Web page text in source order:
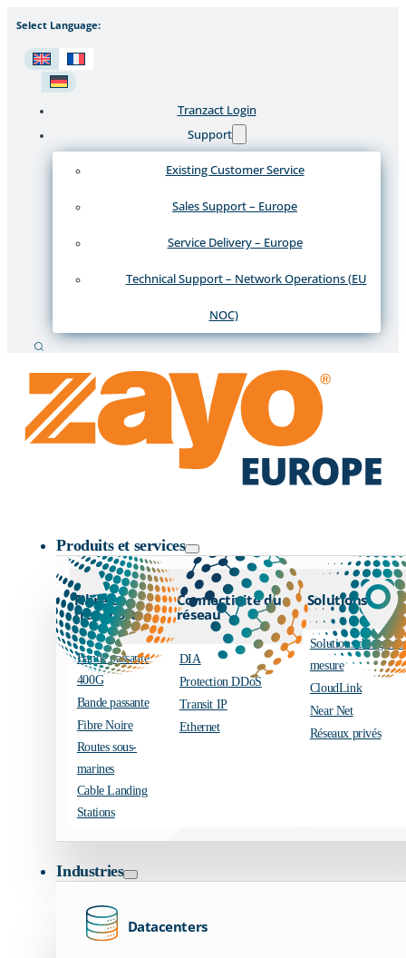
Select Language:
Tranzact Login
Support
Existing Customer Service
Sales Support – Europe
Service Delivery – Europe
Technical Support – Network Operations (EU
NOC)
Recherche
Produits et services
Fibre et
transport
Bande passante
400G
Bande passante
Fibre Noire
Routes sous-
marines
Cable Landing
Stations
Connectivité du
réseau
DIA
Protection DDoS
Transit IP
Ethernet
Solutions
Solutions
mesure
CloudLink
Near Net
Réseaux privés
Industries
Datacenters